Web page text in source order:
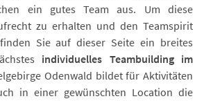
ein gutes Team aus. Um diese
zu erhalten und den Teamspirit
Sie auf dieser Seite ein breites
individuelles Teambuilding im
Odenwald bildet für Aktivitäten
in einer gewünschten Location die